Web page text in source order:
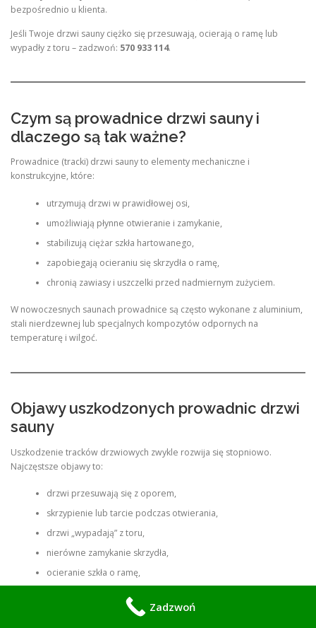
bezpośrednio u klienta.
Jeśli Twoje drzwi sauny ciężko się przesuwają, ocierają o ramę lub
wypadły z toru – zadzwoń: 570 933 114.
Czym są prowadnice drzwi sauny i
dlaczego są tak ważne?
Prowadnice (tracki) drzwi sauny to elementy mechaniczne i
konstrukcyjne, które:
utrzymują drzwi w prawidłowej osi,
umożliwiają płynne otwieranie i zamykanie,
stabilizują ciężar szkła hartowanego,
zapobiegają ocieraniu się skrzydła o ramę,
chronią zawiasy i uszczelki przed nadmiernym zużyciem.
W nowoczesnych saunach prowadnice są często wykonane z aluminium,
stali nierdzewnej lub specjalnych kompozytów odpornych na
temperaturę i wilgoć.
Objawy uszkodzonych prowadnic drzwi
sauny
Uszkodzenie tracków drzwiowych zwykle rozwija się stopniowo.
Najczęstsze objawy to:
drzwi przesuwają się z oporem,
skrzypienie lub tarcie podczas otwierania,
drzwi „wypadają” z toru,
nierówne zamykanie skrzydła,
ocieranie szkła o ramę,
zwiększony luz w mechanizmie,Zadzwoń